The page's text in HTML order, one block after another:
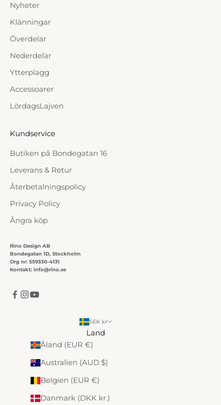
Nyheter
Klänningar
Överdelar
Nederdelar
Ytterplagg
Accessoarer
LördagsLajven
Kundservice
Butiken på Bondegatan 16
Leverans & Retur
Återbetalningspolicy
Privacy Policy
Ångra köp
Rino Design AB
Bondegatan 1D, Stockholm
Org nr: 559330-4131
Kontakt: info@rino.se
SEK kr
Land
Åland (EUR €)
Australien (AUD $)
Belgien (EUR €)
Danmark (DKK kr.)